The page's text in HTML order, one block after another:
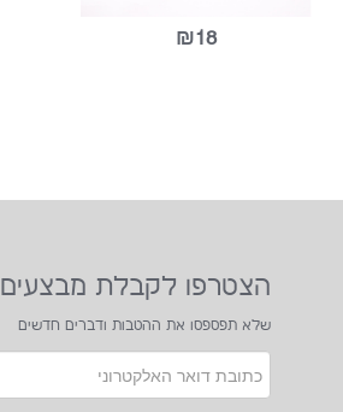
הצטרפו לקבלת מבצעים
שלא תפספסו את ההטבות ודברים חדשים